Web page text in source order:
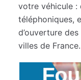
votre véhicule :
téléphoniques,
d’ouverture
villes de France.